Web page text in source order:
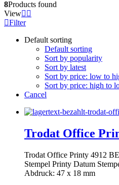
8Products found
View
Filter
Default sorting
Default sorting
Sort by popularity
Sort by latest
Sort by price: low to
Sort by price: high to
Cancel
Trodat Office
Trodat Office Printy 4912
Stempel Printy Datum
Abdruck: 47 x 18 mm